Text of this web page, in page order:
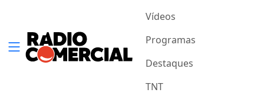
Vídeos
Programas
Destaques
TNT